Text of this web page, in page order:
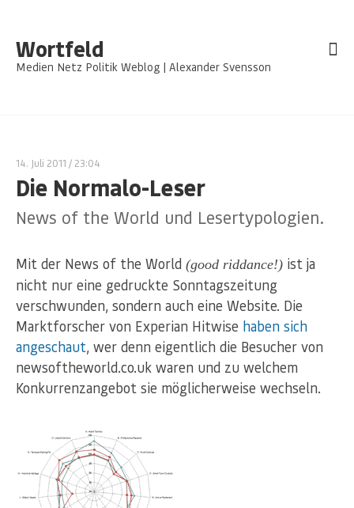
Wortfeld
Medien Netz Politik Weblog | Alexander Svensson
14. Juli 2011 / 23:04
Die Normalo-Leser
News of the World und Lesertypologien.
Mit der News of the World (good riddance!) ist ja
nicht nur eine gedruckte Sonntagszeitung
verschwunden, sondern auch eine Website. Die
Marktforscher von Experian Hitwise haben sich
angeschaut, wer denn eigentlich die Besucher von
newsoftheworld.co.uk waren und zu welchem
Konkurrenzangebot sie möglicherweise wechseln.